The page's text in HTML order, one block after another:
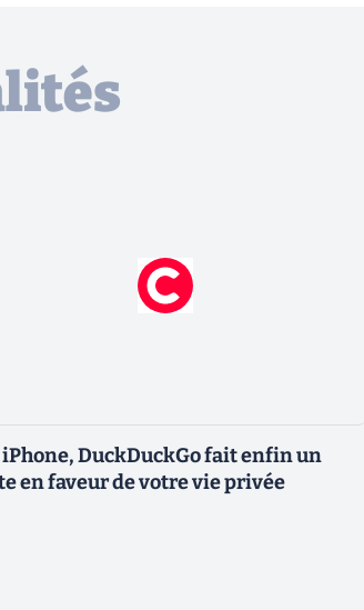
iPhone, DuckDuckGo fait enfin un
en faveur de votre vie privée